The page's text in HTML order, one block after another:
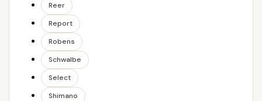
Reer
Report
Robens
Schwalbe
Select
Shimano